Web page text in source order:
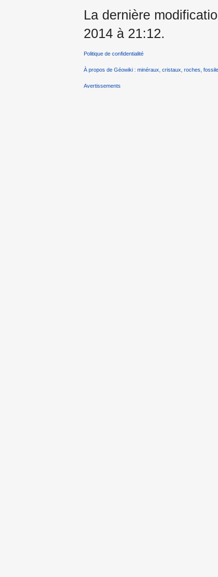
La dernière
2014 à 21:12.
Politique de confidentialité
À propos de Géowiki : minéraux, cristaux, roches,
Avertissements